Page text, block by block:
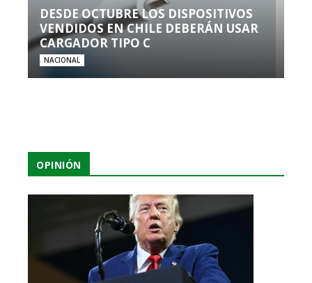
DESDE OCTUBRE LOS DISPOSITIVOS
VENDIDOS EN CHILE DEBERÁN USAR
CARGADOR TIPO C
NACIONAL
OPINIÓN